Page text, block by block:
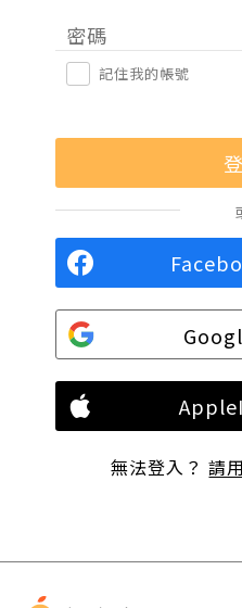
密碼
記住我的帳號
無法登入？請